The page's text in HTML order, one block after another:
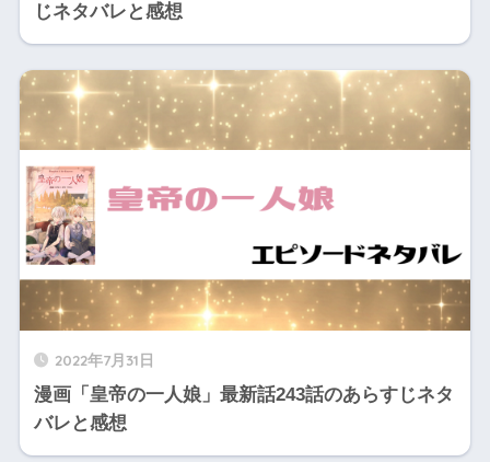
じネタバレと感想
2022年7月31日
漫画「皇帝の一人娘」最新話243話のあらすじネタ
バレと感想